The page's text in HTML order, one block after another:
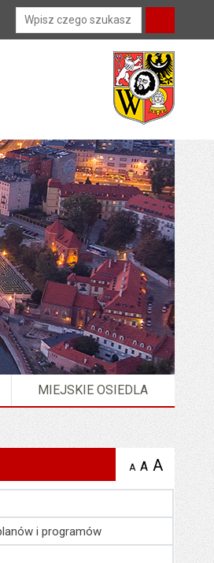
Wyszukiwarka
MIEJSKIE OSIEDLA
A zmniejsz
stronie
A domyślna
A
tekst
i programów